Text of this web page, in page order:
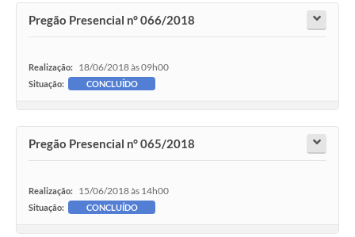
Pregão Presencial n° 066/2018
Realização: 18/06/2018 às 09h00
Situação: CONCLUÍDO
Pregão Presencial n° 065/2018
Realização: 15/06/2018 às 14h00
Situação: CONCLUÍDO